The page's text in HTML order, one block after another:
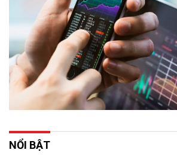
NỔI BẬT